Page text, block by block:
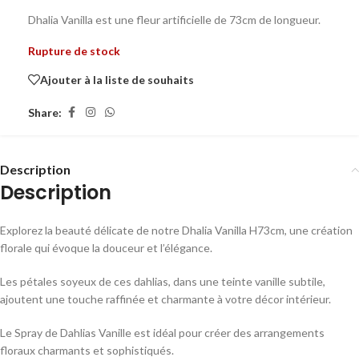
Dhalia Vanilla est une fleur artificielle de 73cm de longueur.
Rupture de stock
Ajouter à la liste de souhaits
Share:
Description
Description
Explorez la beauté délicate de notre Dhalia Vanilla H73cm, une création
florale qui évoque la douceur et l’élégance.
Les pétales soyeux de ces dahlias, dans une teinte vanille subtile,
ajoutent une touche raffinée et charmante à votre décor intérieur.
Le Spray de Dahlias Vanille est idéal pour créer des arrangements
floraux charmants et sophistiqués.